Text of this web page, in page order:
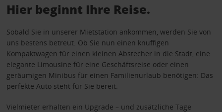
Hier beginnt Ihre Reise.
Sobald Sie in unserer Mietstation ankommen, werden Sie von
uns bestens betreut. Ob Sie nun einen knuffigen
Kompaktwagen für einen kleinen Abstecher in die Stadt, eine
elegante Limousine für eine Geschäftsreise oder einen
geräumigen Minibus für einen Familienurlaub benötigen: Das
perfekte Auto steht für Sie bereit.
Vielmieter erhalten ein Upgrade – und zusätzliche Tage